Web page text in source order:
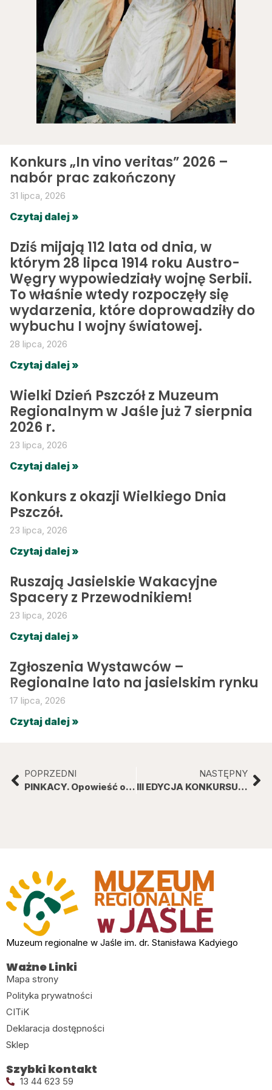
Konkurs „In vino veritas” 2026 –
nabór prac zakończony
31 lipca, 2026
Czytaj dalej »
Dziś mijają 112 lata od dnia, w
którym 28 lipca 1914 roku Austro-
Węgry wypowiedziały wojnę Serbii.
To właśnie wtedy rozpoczęły się
wydarzenia, które doprowadziły do
wybuchu I wojny światowej.
28 lipca, 2026
Czytaj dalej »
Wielki Dzień Pszczół z Muzeum
Regionalnym w Jaśle już 7 sierpnia
2026 r.
23 lipca, 2026
Czytaj dalej »
Konkurs z okazji Wielkiego Dnia
Pszczół.
23 lipca, 2026
Czytaj dalej »
Ruszają Jasielskie Wakacyjne
Spacery z Przewodnikiem!
23 lipca, 2026
Czytaj dalej »
Zgłoszenia Wystawców –
Regionalne lato na jasielskim rynku
17 lipca, 2026
Czytaj dalej »
POPRZEDNI
PINKACY. Opowieść o malarzu Ignacym Pinkasie
NASTĘPNY
III EDYCJA KONKURSU BOŻONARODZENIOWEGO
Muzeum regionalne w Jaśle im. dr. Stanisława Kadyiego
Ważne Linki
Mapa strony
Polityka prywatności
CITiK
Deklaracja dostępności
Sklep
Szybki kontakt
13 44 623 59